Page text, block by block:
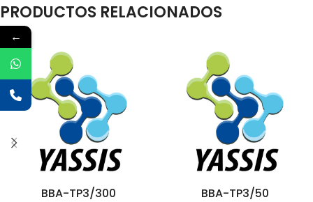
PRODUCTOS RELACIONADOS
BBA-TP3/300
BBA-TP3/50
←